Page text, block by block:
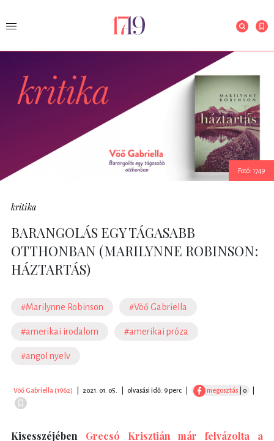
Fotó: 1749
kritika
BARANGOLÁS EGY TÁGASABB
OTTHONBAN (MARILYNNE ROBINSON:
HÁZTARTÁS)
#Marilynne Robinson #Vöő Gabriella
#amerikai irodalom #amerikai próza
#angol nyelv
Vöő Gabriella (1962) 2021. 01. 05. olvasási idő: 9 perc megosztás | 0
Kisesszéjében Grecsó Krisztián már felvázolta a